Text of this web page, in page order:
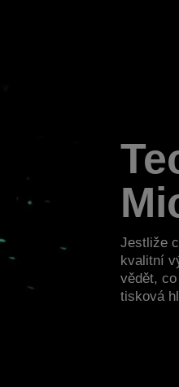
Jestliže
kvalitní
vědět,
tisková